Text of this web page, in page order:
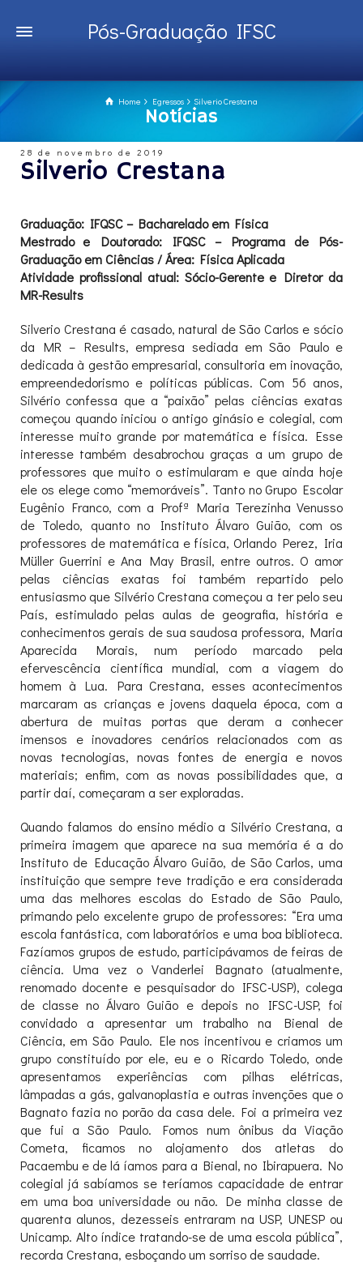
Pós-Graduação IFSC
Home Egressos Silverio Crestana
Notícias
28 de novembro de 2019
Silverio Crestana
Graduação: IFQSC – Bacharelado em Física
Mestrado e Doutorado: IFQSC – Programa de Pós-
Graduação em Ciências / Área: Física Aplicada
Atividade profissional atual: Sócio-Gerente e Diretor da
MR-Results
Silverio Crestana é casado, natural de São Carlos e sócio
da MR – Results, empresa sediada em São Paulo e
dedicada à gestão empresarial, consultoria em inovação,
empreendedorismo e políticas públicas. Com 56 anos,
Silvério confessa que a “paixão” pelas ciências exatas
começou quando iniciou o antigo ginásio e colegial, com
interesse muito grande por matemática e física. Esse
interesse também desabrochou graças a um grupo de
professores que muito o estimularam e que ainda hoje
ele os elege como “memoráveis”. Tanto no Grupo Escolar
Eugênio Franco, com a Profª Maria Terezinha Venusso
de Toledo, quanto no Instituto Álvaro Guião, com os
professores de matemática e física, Orlando Perez, Iria
Müller Guerrini e Ana May Brasil, entre outros. O amor
pelas ciências exatas foi também repartido pelo
entusiasmo que Silvério Crestana começou a ter pelo seu
País, estimulado pelas aulas de geografia, história e
conhecimentos gerais de sua saudosa professora, Maria
Aparecida Morais, num período marcado pela
efervescência científica mundial, com a viagem do
homem à Lua. Para Crestana, esses acontecimentos
marcaram as crianças e jovens daquela época, com a
abertura de muitas portas que deram a conhecer
imensos e inovadores cenários relacionados com as
novas tecnologias, novas fontes de energia e novos
materiais; enfim, com as novas possibilidades que, a
partir daí, começaram a ser exploradas.
Quando falamos do ensino médio a Silvério Crestana, a
primeira imagem que aparece na sua memória é a do
Instituto de Educação Álvaro Guião, de São Carlos, uma
instituição que sempre teve tradição e era considerada
uma das melhores escolas do Estado de São Paulo,
primando pelo excelente grupo de professores: “Era uma
escola fantástica, com laboratórios e uma boa biblioteca.
Fazíamos grupos de estudo, participávamos de feiras de
ciência. Uma vez o Vanderlei Bagnato (atualmente,
renomado docente e pesquisador do IFSC-USP), colega
de classe no Álvaro Guião e depois no IFSC-USP, foi
convidado a apresentar um trabalho na Bienal de
Ciência, em São Paulo. Ele nos incentivou e criamos um
grupo constituído por ele, eu e o Ricardo Toledo, onde
apresentamos experiências com pilhas elétricas,
lâmpadas a gás, galvanoplastia e outras invenções que o
Bagnato fazia no porão da casa dele. Foi a primeira vez
que fui a São Paulo. Fomos num ônibus da Viação
Cometa, ficamos no alojamento dos atletas do
Pacaembu e de lá íamos para a Bienal, no Ibirapuera. No
colegial já sabíamos se teríamos capacidade de entrar
em uma boa universidade ou não. De minha classe de
quarenta alunos, dezesseis entraram na USP, UNESP ou
Unicamp. Alto índice tratando-se de uma escola pública”,
recorda Crestana, esboçando um sorriso de saudade.